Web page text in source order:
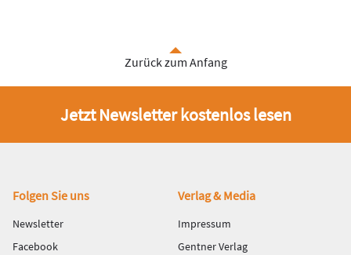
Zurück zum Anfang
Jetzt Newsletter kostenlos lesen
Fußbereich
Folgen Sie uns
Newsletter
Facebook
Verlag & Media
Impressum
Gentner Verlag